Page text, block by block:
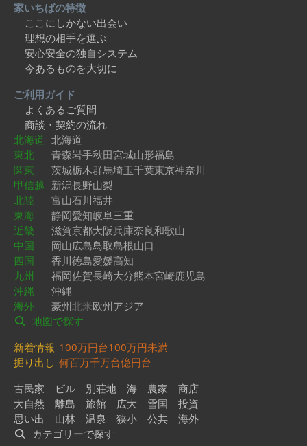
家いちばの特徴
ここにしかない出会い
理想の相手を選ぶ
安心安全の独自システム
今あるものを大切に
ご利用ガイド
よくあるご質問
商談・契約の流れ
北海道 北海道
東北
青森岩手秋田宮城山形福島
関東
茨城栃木群馬埼玉千葉東京神奈川
甲信越 新潟長野山梨
北陸
富山石川福井
東海
静岡愛知岐阜三重
近畿
滋賀京都大阪兵庫奈良和歌山
中国
岡山広島鳥取島根山口
四国
香川徳島愛媛高知
九州
福岡佐賀長崎大分熊本宮崎鹿児島
沖縄
沖縄
海外
豪州北米欧州アジア
地図で探す
新着情報 100万円台100万円未満
掘り出し 何百万千万台億円台
古民家
ビル 別荘地 海 農家
商店
大自然
離島 旅館 広大 雪国
投資
思い出
山林 温泉 狭小 公共
海外
カテゴリーで探す